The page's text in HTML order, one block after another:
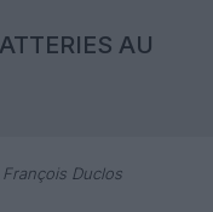
AU
Duclos